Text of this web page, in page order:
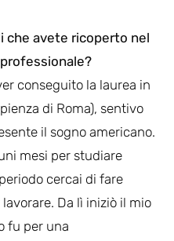
che avete ricoperto nel
conseguito la laurea in
di Roma), sentivo
il sogno americano.
mesi per studiare
cercai di fare
Da lì iniziò il mio
fu per una